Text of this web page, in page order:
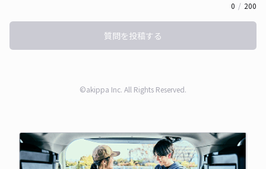
0 / 200
質問を投稿する
©akippa Inc. All Rights Reserved.